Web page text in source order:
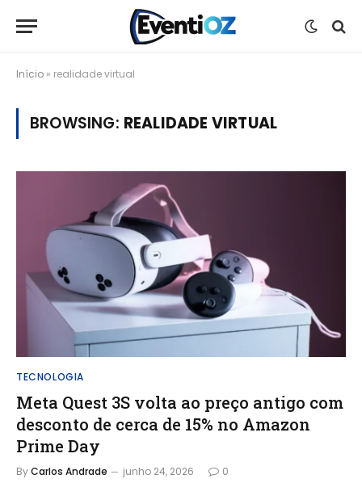
Início » realidade virtual
BROWSING: REALIDADE VIRTUAL
TECNOLOGIA
Meta Quest 3S volta ao preço antigo com
desconto de cerca de 15% no Amazon
Prime Day
ByCarlos Andrade junho 24, 2026 0